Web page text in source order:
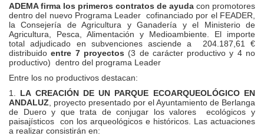
ADEMA firma los primeros contratos de ayuda con promotores
dentro del nuevo Programa Leader cofinanciado por el FEADER,
la Consejería de Agricultura y Ganadería y el Ministerio de
Agricultura, Pesca, Alimentación y Medioambiente. El importe
total adjudicado en subvenciones asciende a 204.187,61 €
distribuidoentre 7 proyectos (3 de carácter productivo y 4 no
productivo) dentro del programa Leader
Entre los no productivos destacan:
1. LA CREACIÓN DE UN PARQUE ECOARQUEOLÓGICO EN
ANDALUZ , proyecto presentado por el Ayuntamiento de Berlanga
de Duero y que trata de conjugar los valores ecológicos y
paisajísticos con los arqueológicos e históricos. Las actuaciones
a realizar consistirán en: